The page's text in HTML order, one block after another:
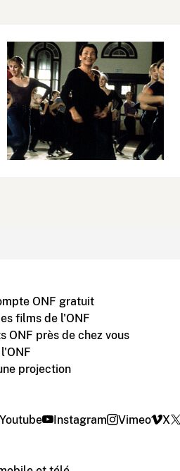
ONF gratuit
films de l'ONF
ONF près de chez vous
projection
Youtube Instagram Vimeo X